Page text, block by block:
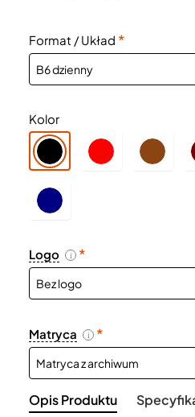
Format / Układ
Kolor
Logo i
Matryca i
Opis Produktu